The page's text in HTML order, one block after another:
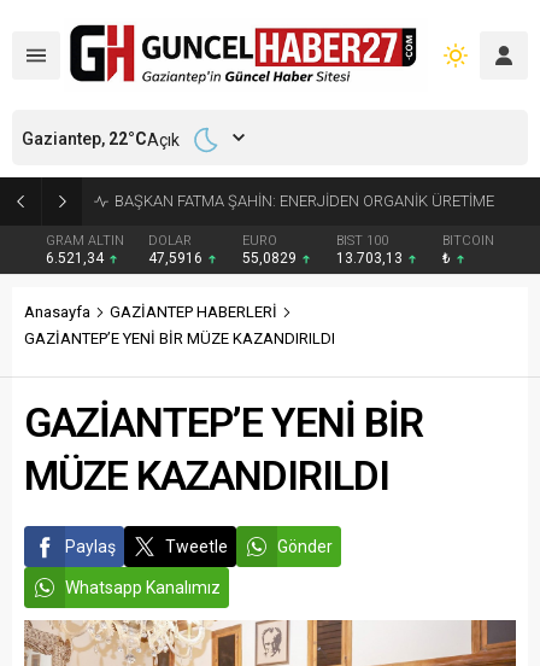
BAŞKAN FATMA ŞAHİN: ENERJİDEN ORGANİK ÜRETİME
GRAM ALTIN
6.521,34
DOLAR
47,5916
EURO
55,0829
BIST 100
13.703,13
BITCOIN
₺
Gaziantep, 22°CAçık
Anasayfa
GAZİANTEP HABERLERİ
GAZİANTEP’E YENİ BİR MÜZE KAZANDIRILDI
GAZİANTEP’E YENİ BİR
MÜZE KAZANDIRILDI
Paylaş Tweetle Gönder
Whatsapp Kanalımız